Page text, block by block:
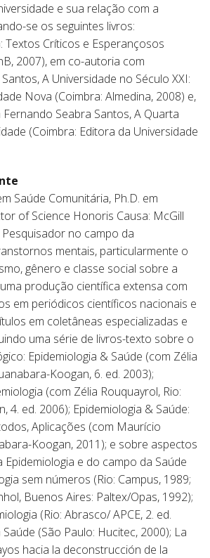
e sua relação com a
se os seguintes livros:
Textos Críticos e Esperançosos
2007), em co-autoria com
A Universidade no Século XXI:
Nova (Coimbra: Almedina, 2008) e,
Seabra Santos, A Quarta
(Coimbra: Editora da Universidade
Saúde Comunitária, Ph.D. em
of Science Honoris Causa: McGill
Pesquisador no campo da
mentais, particularmente o
gênero e classe social sobre a
produção científica extensa com
em periódicos científicos nacionais e
em coletâneas especializadas e
uma série de livros-texto sobre o
Epidemiologia & Saúde (com Zélia
Koogan, 6. ed. 2003);
(com Zélia Rouquayrol, Rio:
4. ed. 2006); Epidemiologia & Saúde:
Aplicações (com Maurício
Koogan, 2011); e sobre aspectos
e do campo da Saúde
sem números (Rio: Campus, 1989;
Buenos Aires: Paltex/Opas, 1992);
(Rio: Abrasco/ APCE, 2. ed.
(São Paulo: Hucitec, 2000); La
hacia la deconstrucción de la